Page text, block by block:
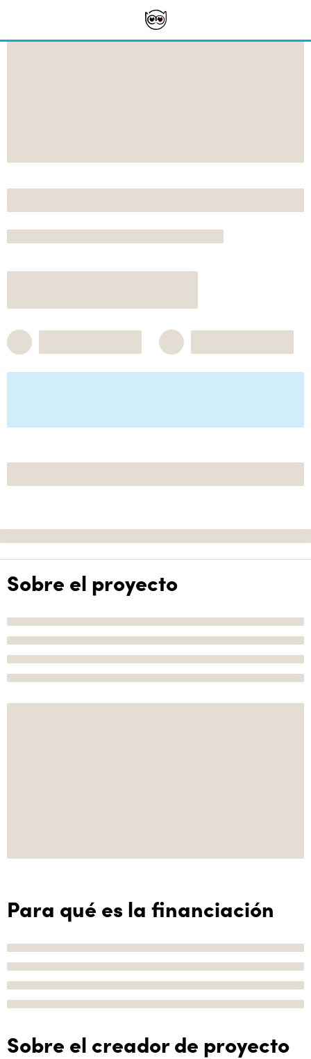
Sobre el proyecto
Para qué es la financiación
Sobre el creador de proyecto